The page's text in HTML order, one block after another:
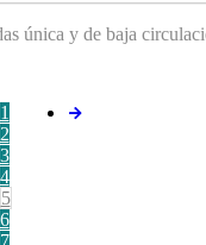
única y de baja
1
2
3
4
5
6
7